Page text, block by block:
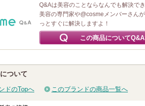
Q&Aは美容のことならなんでも解決で
美容の専門家や@cosmeメンバーさん
っとすぐに解決しますよ！
この商品について
ついて
ドのTopへ このブランドの商品一覧へ